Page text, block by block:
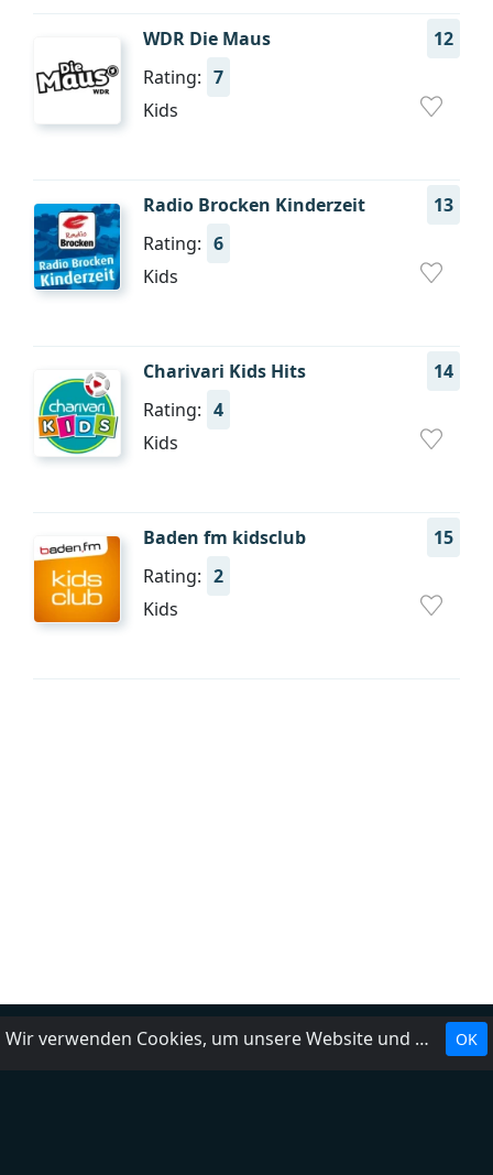
WDR Die Maus
12
Rating: 7
Kids
Radio Brocken Kinderzeit
13
Rating: 6
Kids
Charivari Kids Hits
14
Rating: 4
Kids
Baden fm kidsclub
15
Rating: 2
Kids
Landesrundfunkanstalten
Wir verwenden Cookies, um unsere Website und unseren Service zu optimieren. OK